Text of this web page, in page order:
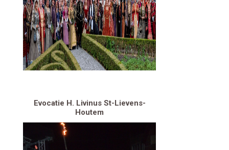
Evocatie H. Livinus St-Lievens-
Houtem